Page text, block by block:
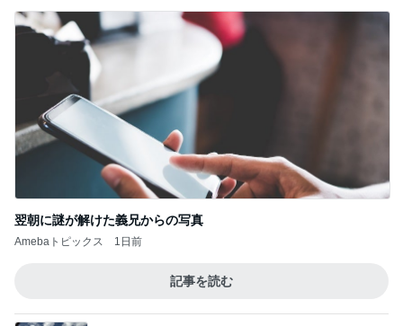
翌朝に謎が解けた義兄からの写真
Amebaトピックス 1日前
記事を読む